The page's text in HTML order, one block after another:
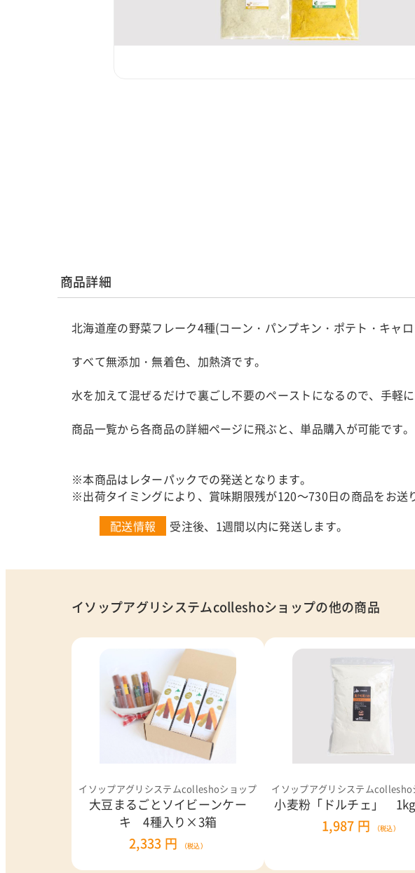
商品詳細
北海道産の野菜フレーク4種(コーン・パンプキン・ポテト・キャ
すべて無添加・無着色、加熱済です。
水を加えて混ぜるだけで裏ごし不要のペーストになるので、手軽
商品一覧から各商品の詳細ページに飛ぶと、単品購入が可能です。
※本商品はレターパックでの発送となります。
※出荷タイミングにより、賞味期限残が120～730日の商品をお送
配送情報
受注後、1週間以内に発送します。
イソップアグリシステムcolleshoショップの他の商品
イソップアグリシステムcolleshoショップ
大豆まるごとソイビーンケー
キ 4種入り×3箱
2,333 円 （税込）
イソップアグリシステムcollesho
小麦粉「ドルチェ」
1,987 円 （税込）